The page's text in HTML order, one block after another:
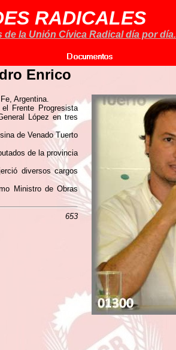
RADICALES
la Unión Cívica Radical día por día.
Enrico
Argentina.
el Frente Progresista
López en tres
de Venado Tuerto
de la provincia
diversos cargos
Ministro de Obras
653